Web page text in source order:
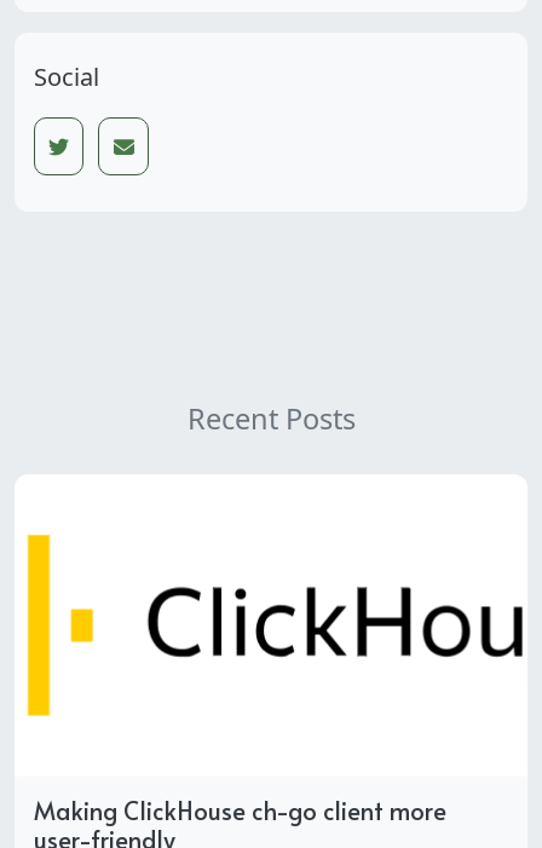
Social
Recent Posts
Making ClickHouse ch-go client more
user-friendly